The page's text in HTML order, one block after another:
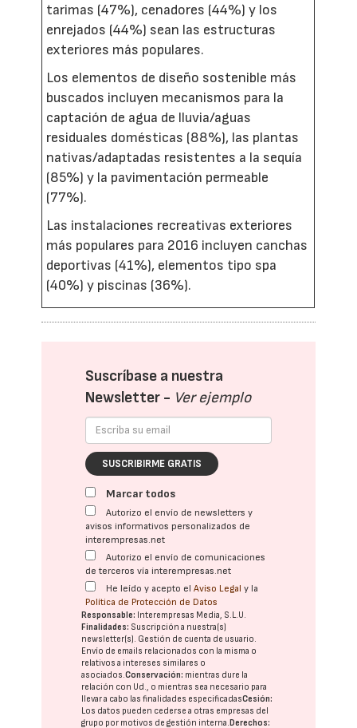
tarimas (47%), cenadores (44%) y los
enrejados (44%) sean las estructuras
exteriores más populares.
Los elementos de diseño sostenible más
buscados incluyen mecanismos para la
captación de agua de lluvia/aguas
residuales domésticas (88%), las plantas
nativas/adaptadas resistentes a la sequía
(85%) y la pavimentación permeable
(77%).
Las instalaciones recreativas exteriores
más populares para 2016 incluyen canchas
deportivas (41%), elementos tipo spa
(40%) y piscinas (36%).
Suscríbase a nuestra
Newsletter - Ver ejemplo
SUSCRIBIRME GRATIS
Marcar todos
Autorizo el envío de newsletters y
avisos informativos personalizados de
interempresas.net
Autorizo el envío de comunicaciones
de terceros vía interempresas.net
He leído y acepto elAviso Legal y la
Política de Protección de Datos
Responsable: Interempresas Media, S.L.U.
Finalidades: Suscripción a nuestra(s)
newsletter(s). Gestión de cuenta de usuario.
Envío de emails relacionados con la misma o
relativos a intereses similares o
asociados.Conservación: mientras dure la
relación con Ud., o mientras sea necesario para
llevar a cabo las finalidades especificadasCesión:
Los datos pueden cederse a otras empresas del
grupo por motivos de gestión interna.Derechos: